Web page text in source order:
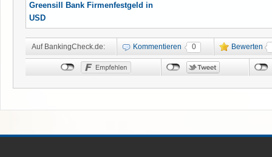
Greensill Bank Firmenfestgeld in
USD
Auf BankingCheck.de: Kommentieren 0 Bewerten